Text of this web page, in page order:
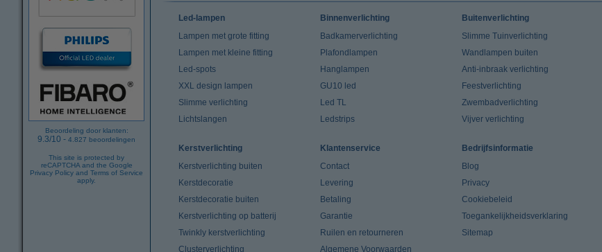
Beoordeling door klanten:
9.3/10 - 4.827 beoordelingen
This site is protected by
reCAPTCHA and the Google
Privacy Policy and Terms of Service
apply.
Led-lampen
Lampen met grote fitting
Lampen met kleine fitting
Led-spots
XXL design lampen
Slimme verlichting
Lichtslangen
Binnenverlichting
Badkamerverlichting
Plafondlampen
Hanglampen
GU10 led
Led TL
Ledstrips
Buitenverlichting
Slimme Tuinverlichting
Wandlampen buiten
Anti-inbraak verlichting
Feestverlichting
Zwembadverlichting
Vijver verlichting
Kerstverlichting
Kerstverlichting buiten
Kerstdecoratie
Kerstdecoratie buiten
Kerstverlichting op batterij
Twinkly kerstverlichting
Clusterverlichting
Klantenservice
Contact
Levering
Betaling
Garantie
Ruilen en retourneren
Algemene Voorwaarden
Bedrijfsinformatie
Blog
Privacy
Cookiebeleid
Toegankelijkheidsverklaring
Sitemap